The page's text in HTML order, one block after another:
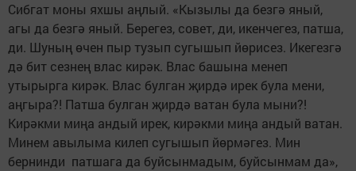
Сибгат моны яхшы аңлый. «Кызылы да безгә яный,
агы да безгә яный. Берегез, совет, ди, икенчегез, патша,
ди. Шуның өчен пыр тузып сугышып йөрисез. Икегезгә
дә бит сезнең влас кирәк. Влас башына менеп
утырырга кирәк. Влас булган җирдә ирек була мени,
аңгыра?! Патша булган җирдә ватан була мыни?!
Кирәкми миңа андый ирек, кирәкми миңа андый ватан.
Минем авылыма килеп сугышып йөрмәгез. Мин
бернинди патшага да буйсынмадым, буйсынмам да»,